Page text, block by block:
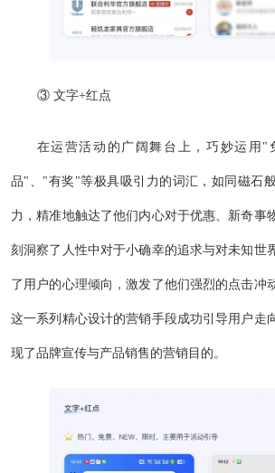
③ 文字+红点
在运营活动的广阔舞台上，巧妙运用
品"、"有奖"等极具吸引力的词汇，如同磁石
力，精准地触达了他们内心对于优惠、新奇事
刻洞察了人性中对于小确幸的追求与对未知世
了用户的心理倾向，激发了他们强烈的点击冲
这一系列精心设计的营销手段成功引导用户走
现了品牌宣传与产品销售的营销目的。